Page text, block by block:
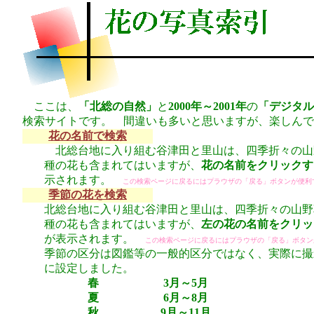
ここは、 「北総の自然」 と2000年～2001年の 「デジタ
検索サイトです。 間違いも多いと思いますが、楽しんで
花の名前で検索
北総台地に入り組む谷津田と里山は、四季折々の
種の花も含まれてはいますが、 花の名前をクリック
示されます。
この検索ページに戻るにはプラウザの「戻る」ボタンが便利
季節の花を検索
北総台地に入り組む谷津田と里山は、四季折々の山
種の花も含まれてはいますが、 左の花の名前をクリ
が表示されます。
この検索ページに戻るにはプラウザの「戻る」ボタン
季節の区分は図鑑等の一般的区分ではなく、実際に
に設定しました。
春
3月～5月
夏
6月～8月